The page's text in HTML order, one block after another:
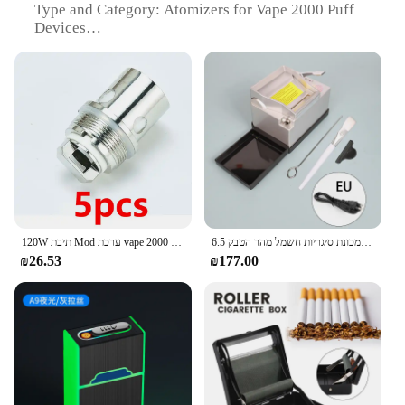
Type and Category: Atomizers for Vape 2000 Puff
Devices
Usage and Purpose: Enhanced Vaping Experience
Typical Adaptive Scenario: For Vape 2000 Puff
Devices
Shape or Size or Weight or Quantity: Compact and
Lightweight Design
Performance and Property: High-Efficiency Vapor
Production
Parts and Accessories: Includes Atomizer and
Accessories for Vape 2000 Puff Devices
Features:
**Enhanced Vaping Experience**
Discover the pinnacle of vaping with our vape 2000
puff atomizers, meticulously crafted for the
discerning vaper. These atomizers are designed to
deliver an unparalleled vaping experience, with a
high-efficiency vapor production that ensures a
consistent and satisfying hit. The sleek, modern
design not only looks great but also contributes to
120W תיבת Mod ערכת vape סיגריה אלקטרונית ערכת 2000Mah סוללה 2ml מרסס 40w/80w/120w כוח E סיגריות Vape עט ערכות
₪26.53
6.5 מ "מ צינור 8 מ" מ אוטומטי מתגלגל מכונת סיגריות חשמל מהר הטבק
₪177.00